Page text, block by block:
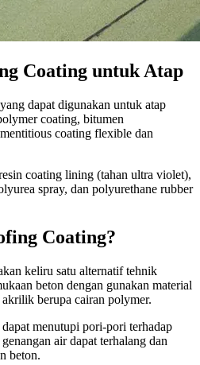
Coating untuk Atap
dapat digunakan untuk atap
coating, bitumen
coating flexible dan
coating lining (tahan ultra violet),
spray, dan polyurethane rubber
Coating?
keliru satu alternatif tehnik
beton dengan gunakan material
berupa cairan polymer.
menutupi pori-pori terhadap
air dapat terhalang dan
beton.